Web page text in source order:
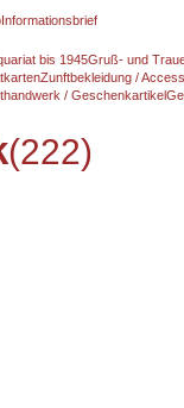
Informationsbrief
bis 1945Gruß- und
Zunftbekleidung /
/ Geschenkartikel
(222)